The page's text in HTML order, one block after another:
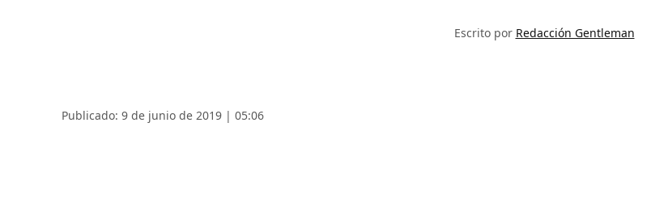
Escrito por Redacción Gentleman
Publicado: 9 de junio de 2019 | 05:06